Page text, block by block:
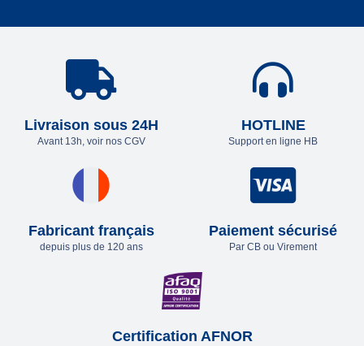
Livraison sous 24H
Avant 13h, voir nos CGV
HOTLINE
Support en ligne HB
Fabricant français
depuis plus de 120 ans
Paiement sécurisé
Par CB ou Virement
Certification AFNOR